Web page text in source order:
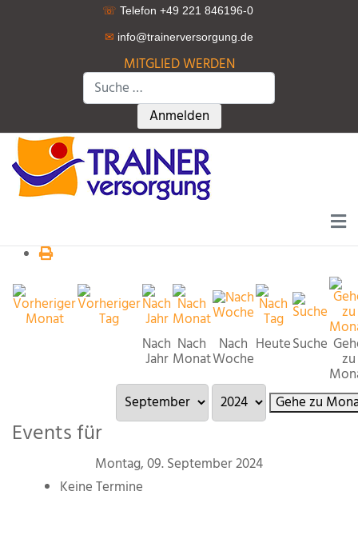
☏ Telefon +49 221 846196-0
✉ info@trainerversorgung.de
MITGLIED WERDEN
Suchen
Type 2 or more characters for
Anmelden
Nach
Jahr
Nach
Monat
Nach
Woche
HeuteSuche
zu
Gehe zu
Events für
Montag, 09. September 2024
Keine Termine